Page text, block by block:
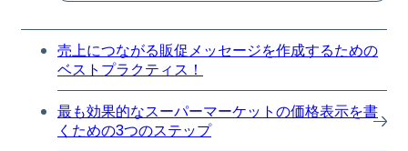
売上につながる販促メッセージを作成するための
ベストプラクティス！
最も効果的なスーパーマーケットの価格表示を書
くための3つのステップ